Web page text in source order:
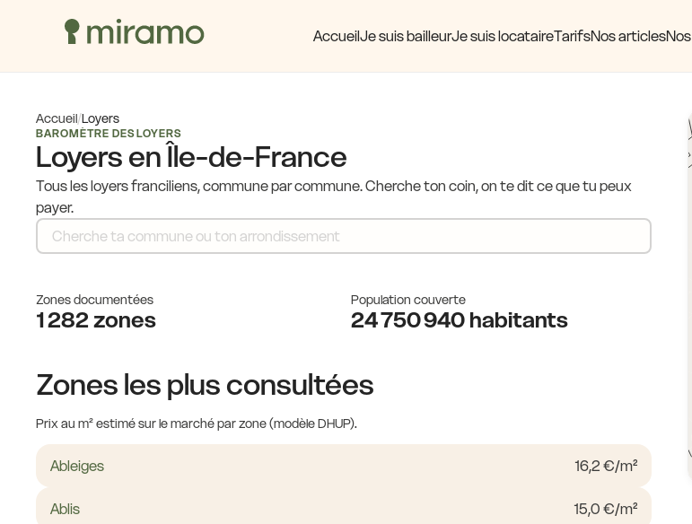
AccueilJe suis bailleurJe suis locataireTarifsNos articles
Accueil/Loyers
BAROMÈTRE DES LOYERS
Loyers en Île-de-France
Tous les loyers franciliens, commune par commune. Cherche ton coin, on te dit ce que tu peux
payer.
Zones documentées
1 282 zones
Population couverte
24 750 940 habitants
Zones les plus consultées
Prix au m² estimé sur le marché par zone (modèle DHUP).
Ableiges 16,2 €/m²
Ablis 15,0 €/m²